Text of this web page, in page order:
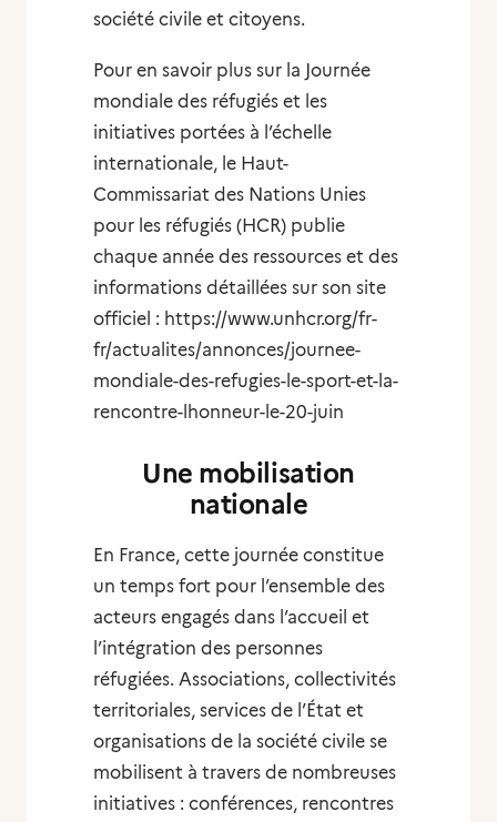
société civile et citoyens.
Pour en savoir plus sur la Journée
mondiale des réfugiés et les
initiatives portées à l’échelle
internationale, le Haut-
Commissariat des Nations Unies
pour les réfugiés (HCR) publie
chaque année des ressources et des
informations détaillées sur son site
officiel : https://www.unhcr.org/fr-
fr/actualites/annonces/journee-
mondiale-des-refugies-le-sport-et-la-
rencontre-lhonneur-le-20-juin
Une mobilisation
nationale
En France, cette journée constitue
un temps fort pour l’ensemble des
acteurs engagés dans l’accueil et
l’intégration des personnes
réfugiées. Associations, collectivités
territoriales, services de l’État et
organisations de la société civile se
mobilisent à travers de nombreuses
initiatives : conférences, rencontres